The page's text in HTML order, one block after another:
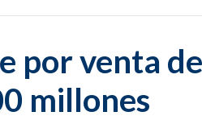
por venta de
millones